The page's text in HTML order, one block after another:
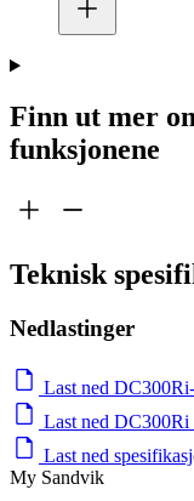
Finn ut mer
funksjonene
Teknisk
Nedlastinger
Last ned
Last ned
Last ned
My Sandvik